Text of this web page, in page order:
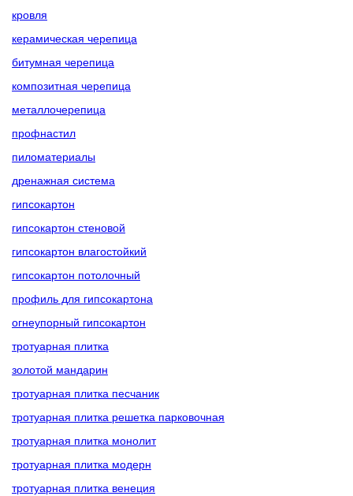
кровля
керамическая черепица
битумная черепица
композитная черепица
металлочерепица
профнастил
пиломатериалы
дренажная система
гипсокартон
гипсокартон стеновой
гипсокартон влагостойкий
гипсокартон потолочный
профиль для гипсокартона
огнеупорный гипсокартон
тротуарная плитка
золотой мандарин
тротуарная плитка песчаник
тротуарная плитка решетка парковочная
тротуарная плитка монолит
тротуарная плитка модерн
тротуарная плитка венеция